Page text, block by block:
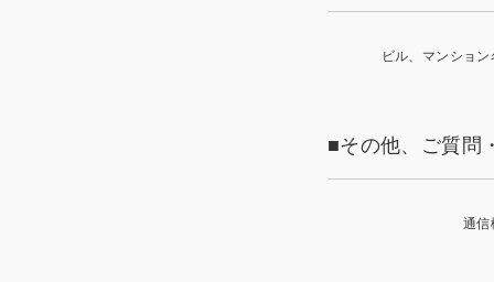
ビル、マンション
■その他、ご質問
通信